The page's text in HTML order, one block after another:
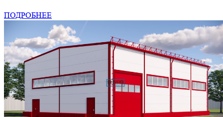
ПОДРОБНЕЕ